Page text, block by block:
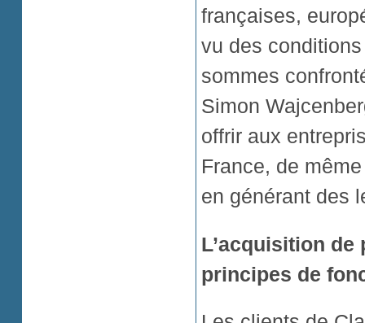
françaises,
vu des
sommes
Simon
offrir aux
France, de
en générant des
L’acquisition
principes de